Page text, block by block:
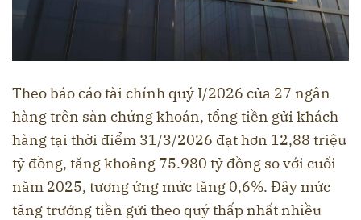
Theo báo cáo tài chính quý I/2026 của 27 ngân
hàng trên sàn chứng khoán, tổng tiền gửi khách
hàng tại thời điểm 31/3/2026 đạt hơn 12,88 triệu
tỷ đồng, tăng khoảng 75.980 tỷ đồng so với cuối
năm 2025, tương ứng mức tăng 0,6%. Đây mức
tăng trưởng tiền gửi theo quý thấp nhất nhiều